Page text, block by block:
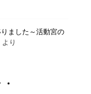
ました～活動宮の
より